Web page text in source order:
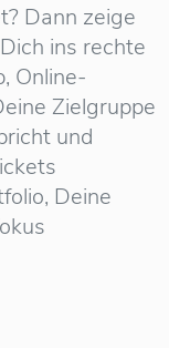
Dann zeige
ins rechte
Online-
Zielgruppe
und
Deine